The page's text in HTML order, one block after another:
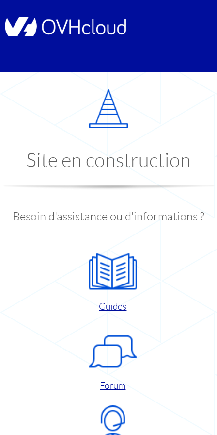
Site en construction
Besoin d'assistance ou d'informations ?
Guides
Forum